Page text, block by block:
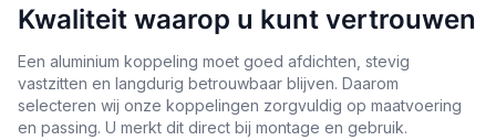
Kwaliteit waarop u kunt vertrouwen
Een aluminium koppeling moet goed afdichten, stevig
vastzitten en langdurig betrouwbaar blijven. Daarom
selecteren wij onze koppelingen zorgvuldig op maatvoering
en passing. U merkt dit direct bij montage en gebruik.